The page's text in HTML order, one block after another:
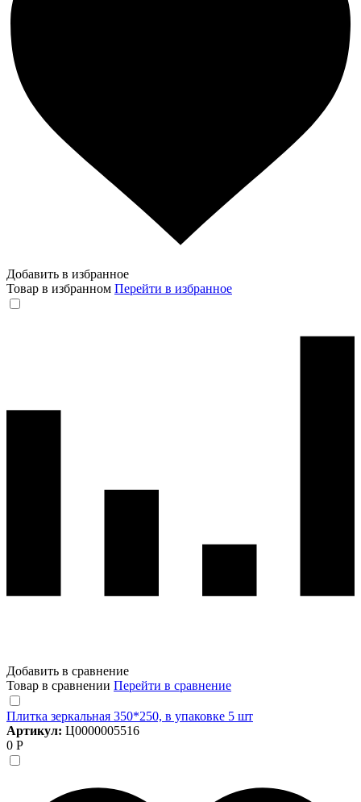
Добавить в избранное
Товар в избранном Перейти в избранное
Добавить в сравнение
Товар в сравнении Перейти в сравнение
Плитка зеркальная 350*250, в упаковке 5 шт
Артикул: Ц0000005516
0 Р